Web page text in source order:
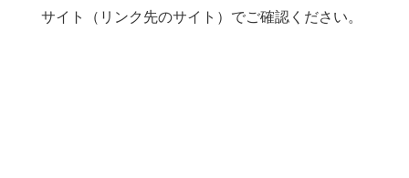
サイト（リンク先のサイト）でご確認ください。